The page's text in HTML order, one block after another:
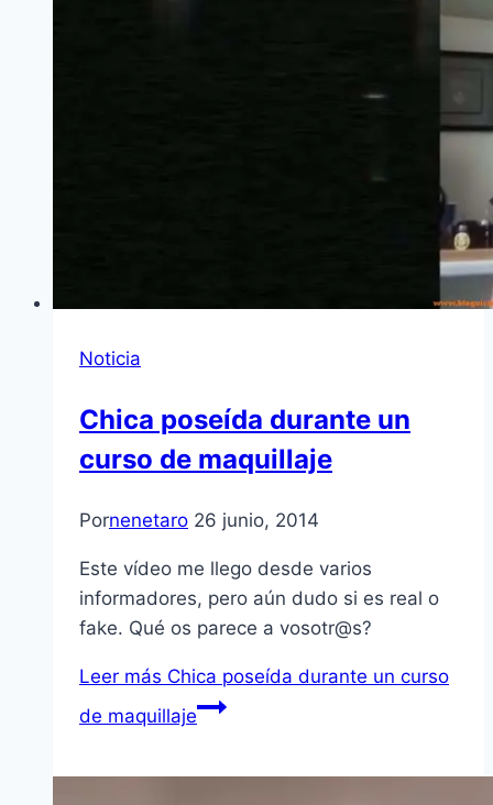
Noticia
Chica poseída durante un
curso de maquillaje
Pornenetaro 26 junio, 2014
Este vídeo me llego desde varios
informadores, pero aún dudo si es real o
fake. Qué os parece a vosotr@s?
Leer más Chica poseída durante un curso
de maquillaje